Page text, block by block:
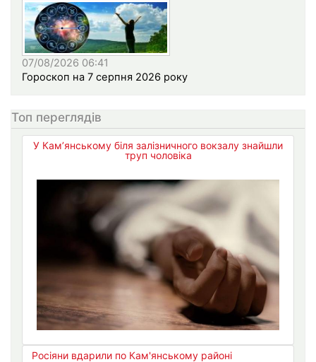
07/08/2026 06:41
Гороскоп на 7 серпня 2026 року
Топ переглядів
У Кам’янському біля залізничного вокзалу знайшли
труп чоловіка
Росіяни вдарили по Кам'янському районі